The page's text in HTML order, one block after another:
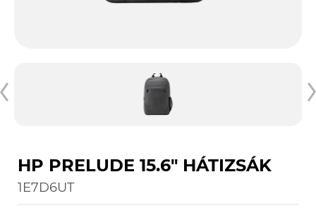
HP PRELUDE 15.6" HÁTIZSÁK
1E7D6UT